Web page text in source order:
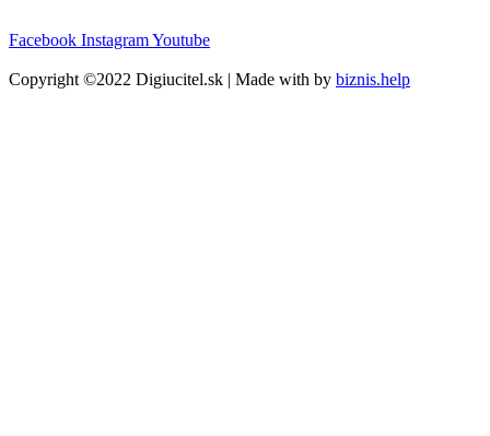
Facebook InstagramYoutube
Copyright ©2022 Digiucitel.sk | Made with by biznis.help